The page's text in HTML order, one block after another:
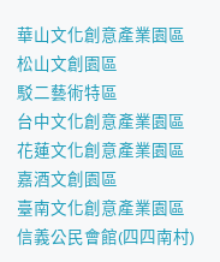
華山文化創意產業園區
松山文創園區
駁二藝術特區
台中文化創意產業園區
花蓮文化創意產業園區
嘉酒文創園區
臺南文化創意產業園區
信義公民會館(四四南村)